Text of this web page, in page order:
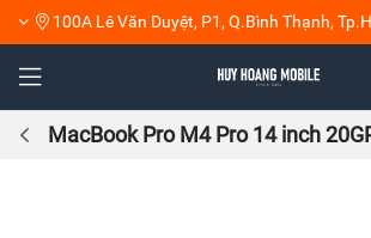
100A Lê Văn Duyệt, P1, Q.Bình Thạnh,
MacBook Pro M4 Pro 14 inch